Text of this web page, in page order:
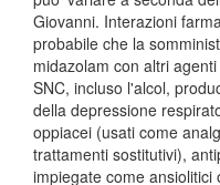
Giovanni. Interazioni
probabile che la
midazolam con altri
SNC, incluso l'alcol,
della depressione
oppiacei (usati come
trattamenti sostitutivi),
impiegate come